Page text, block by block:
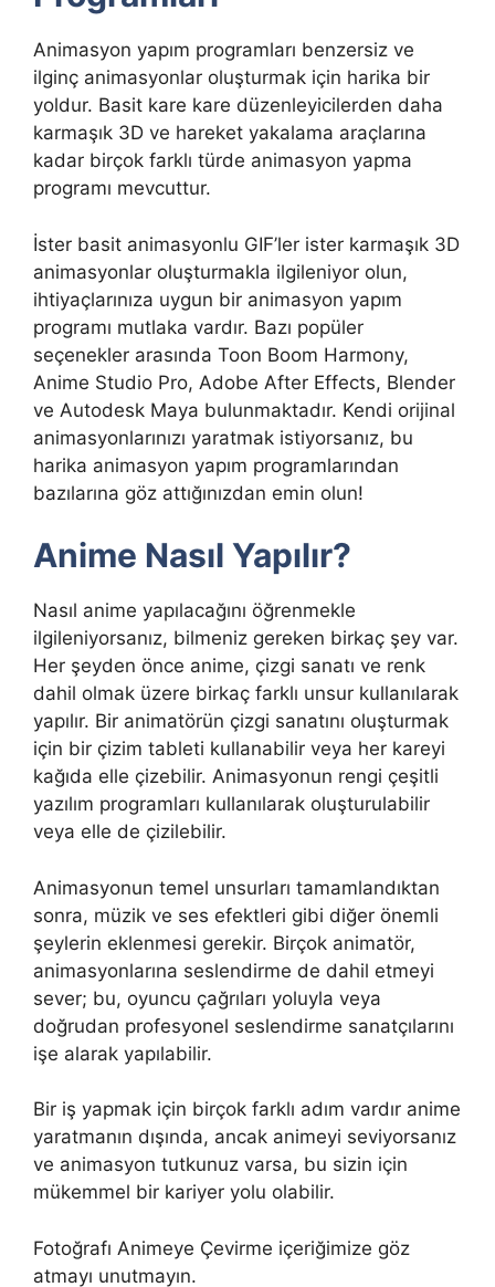
Animasyon yapım programları benzersiz ve
ilginç animasyonlar oluşturmak için harika bir
yoldur. Basit kare kare düzenleyicilerden daha
karmaşık 3D ve hareket yakalama araçlarına
kadar birçok farklı türde animasyon yapma
programı mevcuttur.
İster basit animasyonlu GIF’ler ister karmaşık 3D
animasyonlar oluşturmakla ilgileniyor olun,
ihtiyaçlarınıza uygun bir animasyon yapım
programı mutlaka vardır. Bazı popüler
seçenekler arasında Toon Boom Harmony,
Anime Studio Pro, Adobe After Effects, Blender
ve Autodesk Maya bulunmaktadır. Kendi orijinal
animasyonlarınızı yaratmak istiyorsanız, bu
harika animasyon yapım programlarından
bazılarına göz attığınızdan emin olun!
Anime Nasıl Yapılır?
Nasıl anime yapılacağını öğrenmekle
ilgileniyorsanız, bilmeniz gereken birkaç şey var.
Her şeyden önce anime, çizgi sanatı ve renk
dahil olmak üzere birkaç farklı unsur kullanılarak
yapılır. Bir animatörün çizgi sanatını oluşturmak
için bir çizim tableti kullanabilir veya her kareyi
kağıda elle çizebilir. Animasyonun rengi çeşitli
yazılım programları kullanılarak oluşturulabilir
veya elle de çizilebilir.
Animasyonun temel unsurları tamamlandıktan
sonra, müzik ve ses efektleri gibi diğer önemli
şeylerin eklenmesi gerekir. Birçok animatör,
animasyonlarına seslendirme de dahil etmeyi
sever; bu, oyuncu çağrıları yoluyla veya
doğrudan profesyonel seslendirme sanatçılarını
işe alarak yapılabilir.
Bir iş yapmak için birçok farklı adım vardır anime
yaratmanın dışında, ancak animeyi seviyorsanız
ve animasyon tutkunuz varsa, bu sizin için
mükemmel bir kariyer yolu olabilir.
Fotoğrafı Animeye Çevirme içeriğimize göz
atmayı unutmayın.